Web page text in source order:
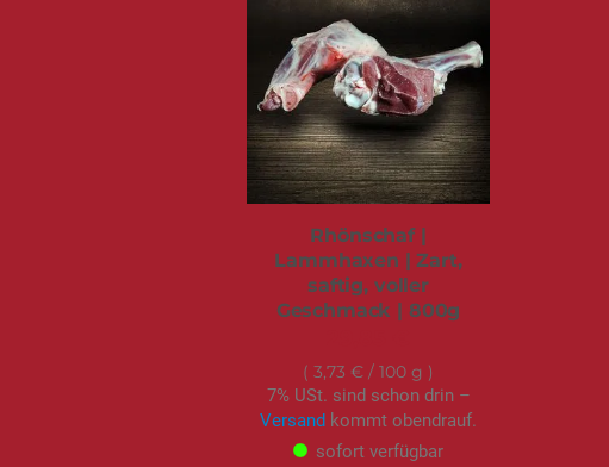
Rhönschaf |
Lammhaxen | Zart,
saftig, voller
Geschmack | 800g
3,73 € / 100 g
7% USt. sind schon drin –
Versand kommt obendrauf.
sofort verfügbar